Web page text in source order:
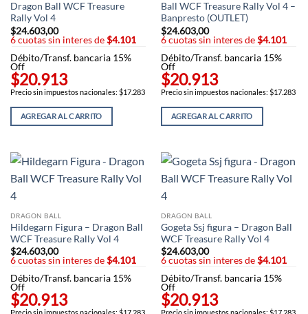
Dragon Ball WCF Treasure
Rally Vol 4
$24.603,00
6 cuotas sin interes de$4.101
Débito/Transf. bancaria 15%
Off
$20.913
Precio sin impuestos nacionales: $17.283
AGREGAR AL CARRITO
Ball WCF Treasure Rally Vol 4 –
Banpresto (OUTLET)
$24.603,00
6 cuotas sin interes de$4.101
Débito/Transf. bancaria 15%
Off
$20.913
Precio sin impuestos nacionales: $17.283
AGREGAR AL CARRITO
DRAGON BALL
Hildegarn Figura – Dragon Ball
WCF Treasure Rally Vol 4
$24.603,00
6 cuotas sin interes de$4.101
Débito/Transf. bancaria 15%
Off
$20.913
Precio sin impuestos nacionales: $17.283
DRAGON BALL
Gogeta Ssj figura – Dragon Ball
WCF Treasure Rally Vol 4
$24.603,00
6 cuotas sin interes de$4.101
Débito/Transf. bancaria 15%
Off
$20.913
Precio sin impuestos nacionales: $17.283